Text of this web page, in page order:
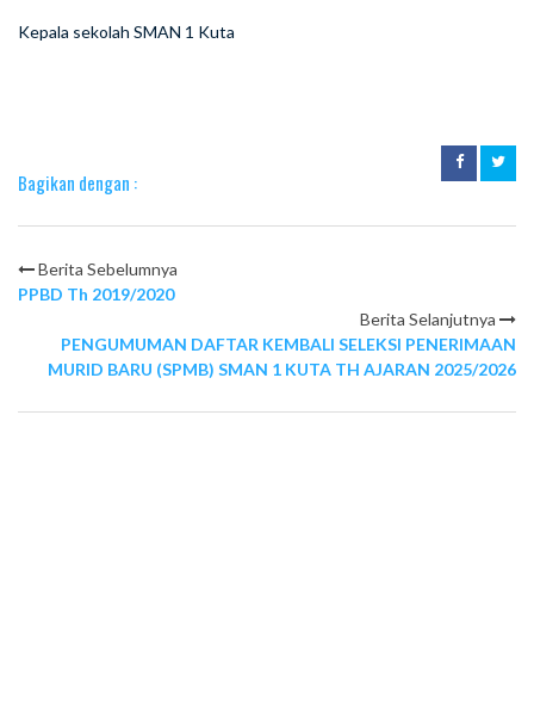
Kepala sekolah SMAN 1 Kuta
Bagikan dengan :
Berita Sebelumnya
PPBD Th 2019/2020
Berita Selanjutnya
PENGUMUMAN DAFTAR KEMBALI SELEKSI PENERIMAAN
MURID BARU (SPMB) SMAN 1 KUTA TH AJARAN 2025/2026